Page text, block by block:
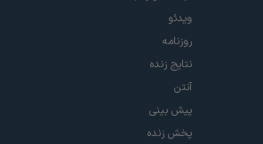
ویدئو
روزنامه
نتایج زنده
آنتن
پیش بینی
پخش زنده